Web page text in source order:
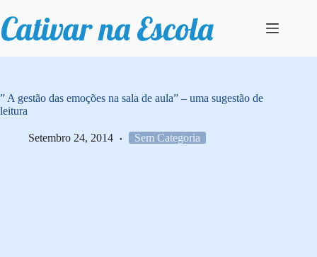
para
o
conteúdo
” A gestão das emoções na sala de aula” – uma sugestão de
leitura
Setembro 24, 2014 Sem Categoria